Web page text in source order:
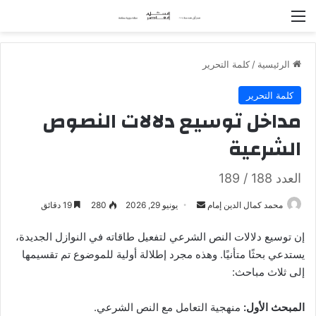
الرئيسية / كلمة التحرير
كلمة التحرير
مداخل توسيع دلالات النصوص
الشرعية
العدد 188 / 189
محمد كمال الدين إمام
س
ل
ي
يونيو 29, 2026 280
إن توسيع دلالات النص الشرعي لتفعيل طاقاته في النوازل الجديدة،
يستدعي بحثًا متأنيًا. وهذه مجرد إطلالة أولية للموضوع تم تقسيمها
إلى ثلاث مباحث:
المبحث الأول: منهجية التعامل مع النص الشرعي.